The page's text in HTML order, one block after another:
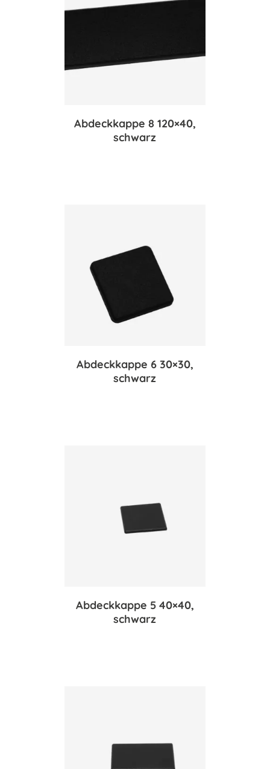
Abdeckkappe 8 120×40,
schwarz
Abdeckkappe 6 30×30,
schwarz
Abdeckkappe 5 40×40,
schwarz